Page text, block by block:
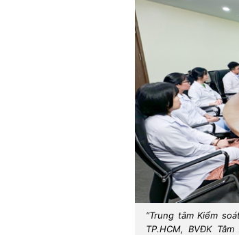
“Trung tâm Kiểm
TP.HCM, BVĐK